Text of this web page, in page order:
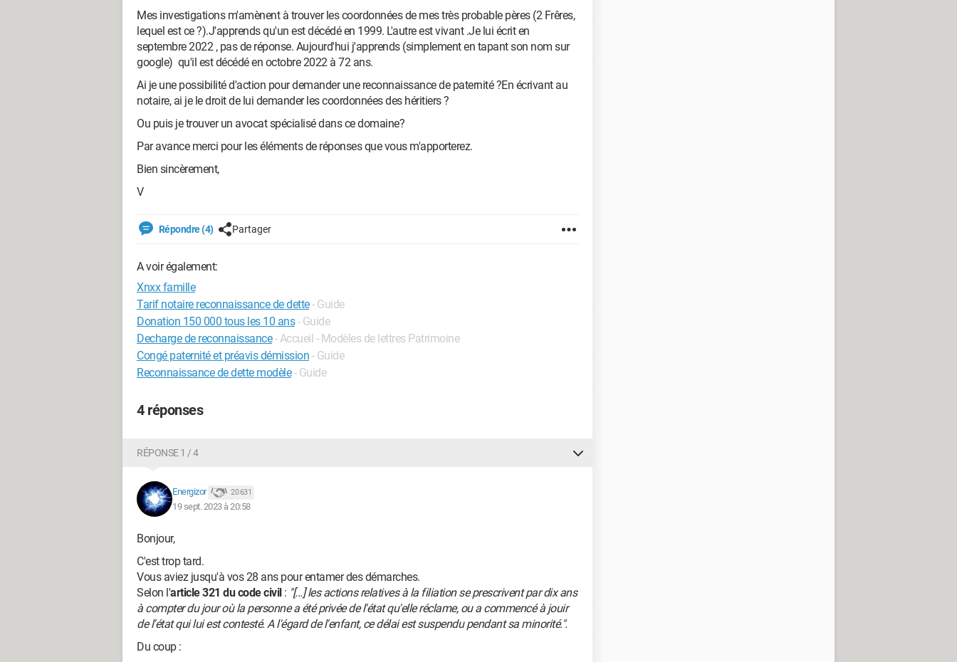
Mes investigations m'amènent à trouver les coordonnées de mes très probable pères (2 Frêres,
lequel est ce ?).J'apprends qu'un est décédé en 1999. L'autre est vivant .Je lui écrit en
septembre 2022 , pas de réponse. Aujourd'hui j'apprends (simplement en tapant son nom sur
google) qu'il est décédé en octobre 2022 à 72 ans.
Ai je une possibilité d'action pour demander une reconnaissance de paternité ?En écrivant au
notaire, ai je le droit de lui demander les coordonnées des héritiers ?
Ou puis je trouver un avocat spécialisé dans ce domaine?
Par avance merci pour les éléments de réponses que vous m'apporterez.
Bien sincèrement,
V
Répondre (4) Partager
A voir également:
Xnxx famille
Tarif notaire reconnaissance de dette- Guide
Donation 150 000 tous les 10 ans - Guide
Decharge de reconnaissance - Accueil - Modèles de lettres Patrimoine
Congé paternité et préavis démission - Guide
Reconnaissance de dette modèle - Guide
4 réponses
RÉPONSE 1 / 4
Energizor 20 631
19 sept. 2023 à 20:58
Bonjour,
C'est trop tard.
Vous aviez jusqu'à vos 28 ans pour entamer des démarches.
Selon l'article 321 du code civil: "[...] les actions relatives à la filiation se prescrivent par dix ans
à compter du jour où la personne a été privée de l'état qu'elle réclame, ou a commencé à jouir
de l'état qui lui est contesté. A l'égard de l'enfant, ce délai est suspendu pendant sa minorité.".
Du coup :